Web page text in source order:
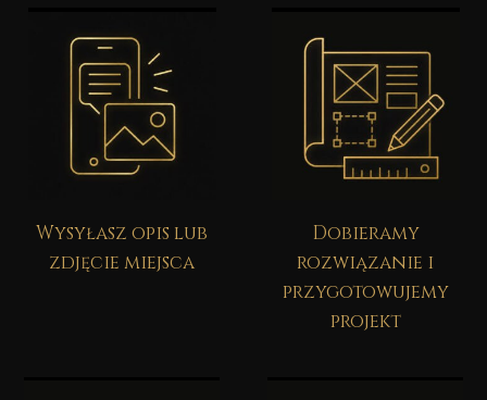
Wysyłasz opis lub
zdjęcie miejsca
Dobieramy
rozwiązanie i
przygotowujemy
projekt